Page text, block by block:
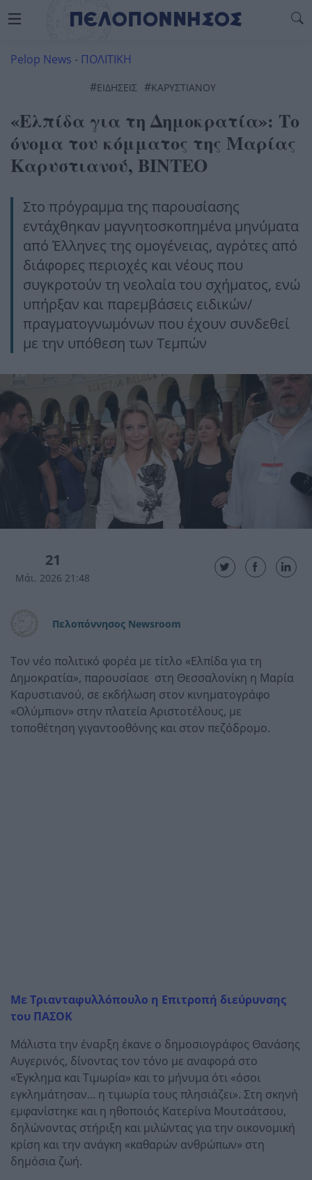
Pelop News - ΠΟΛΙΤΙΚΗ
#ΕΙΔΗΣΕΙΣ #ΚΑΡΥΣΤΙΑΝΟΥ
«Ελπίδα για τη Δημοκρατία»: Το
όνομα του κόμματος της Μαρίας
Καρυστιανού, ΒΙΝΤΕΟ
Στο πρόγραμμα της παρουσίασης
εντάχθηκαν μαγνητοσκοπημένα μηνύματα
από Έλληνες της ομογένειας, αγρότες από
διάφορες περιοχές και νέους που
συγκροτούν τη νεολαία του σχήματος, ενώ
υπήρξαν και παρεμβάσεις ειδικών/
πραγματογνωμόνων που έχουν συνδεθεί
με την υπόθεση των Τεμπών
21
Μάι. 2026 21:48
Πελοπόννησος Newsroom
Τον νέο πολιτικό φορέα με τίτλο «Ελπίδα για τη
Δημοκρατία», παρουσίασε στη Θεσσαλονίκη η Μαρία
Καρυστιανού, σε εκδήλωση στον κινηματογράφο
«Ολύμπιον» στην πλατεία Αριστοτέλους, με
τοποθέτηση γιγαντοοθόνης και στον πεζόδρομο.
Με Τριανταφυλλόπουλο η Επιτροπή διεύρυνσης
του ΠΑΣΟΚ
Μάλιστα την έναρξη έκανε ο δημοσιογράφος Θανάσης
Αυγερινός, δίνοντας τον τόνο με αναφορά στο
«Έγκλημα και Τιμωρία» και το μήνυμα ότι «όσοι
εγκλημάτησαν… η τιμωρία τους πλησιάζει». Στη σκηνή
εμφανίστηκε και η ηθοποιός Κατερίνα Μουτσάτσου,
δηλώνοντας στήριξη και μιλώντας για την οικονομική
κρίση και την ανάγκη «καθαρών ανθρώπων» στη
δημόσια ζωή.